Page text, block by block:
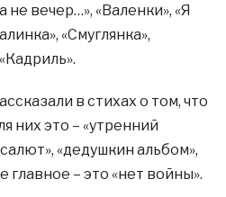
не вечер…», «Валенки», «Я
«Смуглянка»,
в стихах о том, что
них это – «утренний
«дедушкин альбом»,
главное – это «нет войны».